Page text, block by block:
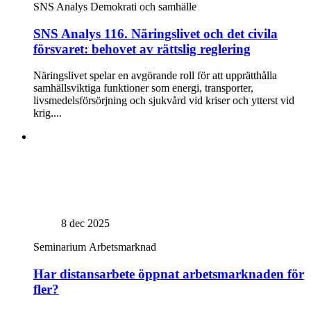
SNS Analys Demokrati och samhälle
SNS Analys 116. Näringslivet och det civila
försvaret: behovet av rättslig reglering
Näringslivet spelar en avgörande roll för att upprätthålla
samhällsviktiga funktioner som energi, transporter,
livsmedelsförsörjning och sjukvård vid kriser och ytterst vid
krig....
8 dec 2025
Seminarium Arbetsmarknad
Har distansarbete öppnat arbetsmarknaden för
fler?